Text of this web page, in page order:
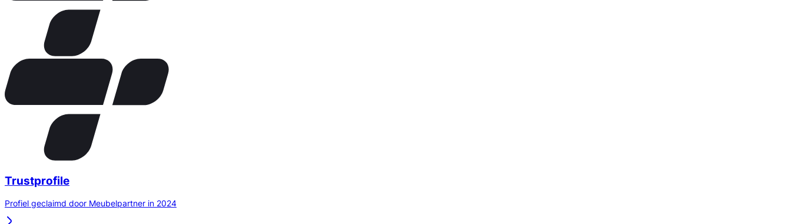
Trustprofile
Profiel geclaimd door Meubelpartner in 2024